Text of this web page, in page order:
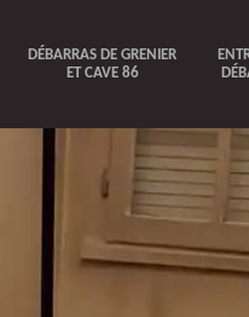
DÉBARRAS DE GRENIER
ET CAVE 86